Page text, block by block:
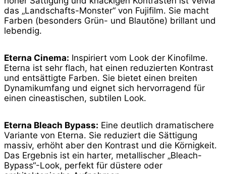
das „Landschafts-Monster“ von Fujifilm. Sie macht
Farben (besonders Grün- und Blautöne) brillant und
lebendig.
Eterna Cinema: Inspiriert vom Look der Kinofilme.
Eterna ist sehr flach, hat einen reduzierten Kontrast
und entsättigte Farben. Sie bietet einen breiten
Dynamikumfang und eignet sich hervorragend für
einen cineastischen, subtilen Look.
Eterna Bleach Bypass: Eine deutlich dramatischere
Variante von Eterna. Sie reduziert die Sättigung
massiv, erhöht aber den Kontrast und die Körnigkeit.
Das Ergebnis ist ein harter, metallischer „Bleach-
Bypass“-Look, perfekt für düstere oder